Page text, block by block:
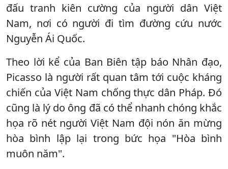
đấu tranh kiên cường của người dân Việt
Nam, nơi có người đi tìm đường cứu nước
Nguyễn Ái Quốc.
Theo lời kể của Ban Biên tập báo Nhân đạo,
Picasso là người rất quan tâm tới cuộc kháng
chiến của Việt Nam chống thực dân Pháp. Đó
cũng là lý do ông đã có thể nhanh chóng khắc
họa rõ nét người Việt Nam đội nón ăn mừng
hòa bình lập lại trong bức họa "Hòa bình
muôn năm".